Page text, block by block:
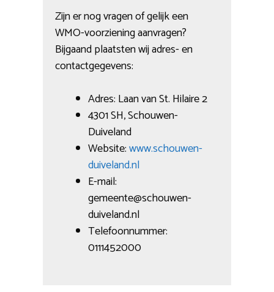
Zijn er nog vragen of gelijk een
WMO-voorziening aanvragen?
Bijgaand plaatsten wij adres- en
contactgegevens:
Adres: Laan van St. Hilaire 2
4301 SH, Schouwen-
Duiveland
Website:www.schouwen-
duiveland.nl
E-mail:
gemeente@schouwen-
duiveland.nl
Telefoonnummer:
0111452000